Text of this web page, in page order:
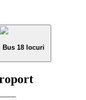
Bus 18 locuri